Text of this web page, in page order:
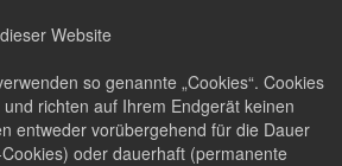
Website
so genannte „Cookies“. Cookies
richten auf Ihrem Endgerät keinen
entweder vorübergehend für die Dauer
oder dauerhaft (permanente